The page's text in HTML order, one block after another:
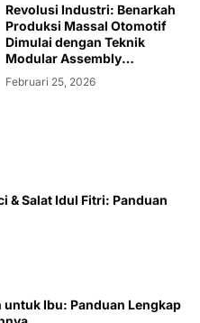
Revolusi Industri: Benarkah
Produksi Massal Otomotif
Dimulai dengan Teknik
Modular Assembly
Kendaraan?
Februari 25, 2026
& Salat Idul Fitri: Panduan
untuk Ibu: Panduan Lengkap